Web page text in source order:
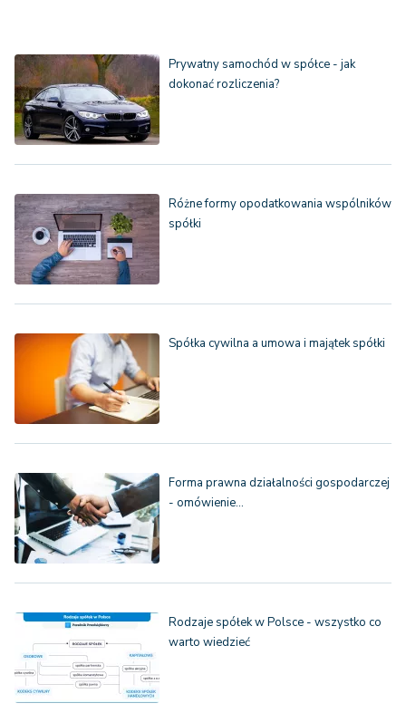
Prywatny samochód w spółce - jak
dokonać rozliczenia?
Różne formy opodatkowania wspólników
spółki
Spółka cywilna a umowa i majątek spółki
Forma prawna działalności gospodarczej
- omówienie…
Rodzaje spółek w Polsce - wszystko co
warto wiedzieć